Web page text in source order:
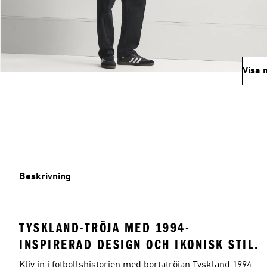
Visa
Beskrivning
TYSKLAND-TRÖJA MED 1994-
INSPIRERAD DESIGN OCH IKONISK STIL.